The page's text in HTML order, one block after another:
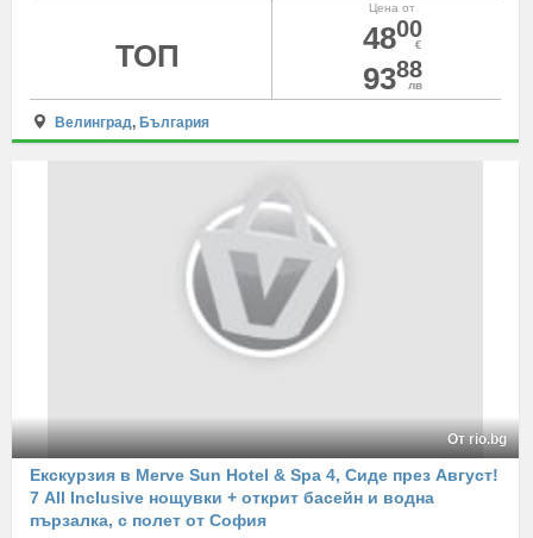
Цена от
4800
€
9388
лв
ТОП
Велинград, България
От rio.bg
Екскурзия в Merve Sun Hotel & Spa 4, Сиде през Август!
7 All Inclusive нощувки + открит басейн и водна
пързалка, с полет от София